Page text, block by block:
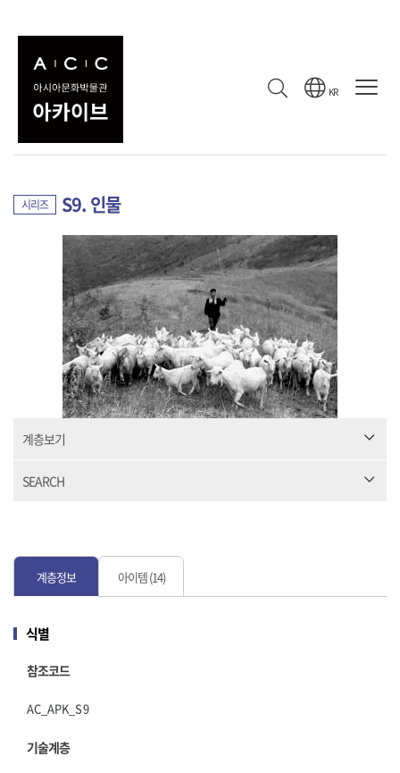
KR
컬렉션
수집 기록
시리즈 S9. 인물
계층보기
SEARCH
계층정보 아이템 (14)
식별
참조코드
AC_APK_S9
기술계층